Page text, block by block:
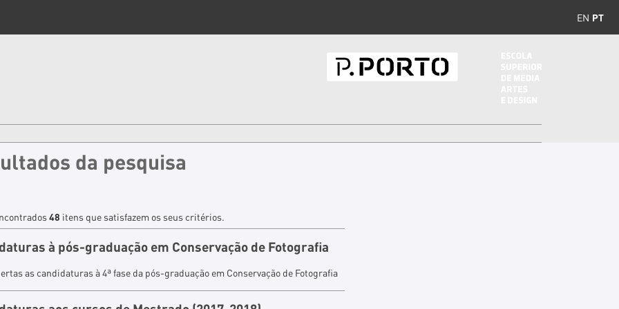
EN PT
da pesquisa
48 itens que satisfazem os seus critérios.
à pós-graduação em Conservação de Fotografia
as candidaturas à 4ª fase da pós-graduação em Conservação de Fotografia